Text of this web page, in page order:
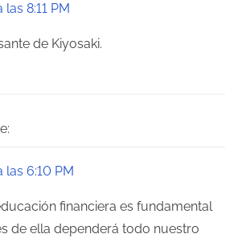
8:11 PM
de Kiyosaki.
las 6:10 PM
financiera es fundamental
de ella dependerá todo nuestro